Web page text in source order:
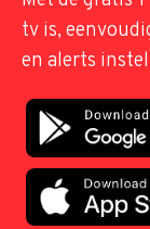
tv is,
en alerts